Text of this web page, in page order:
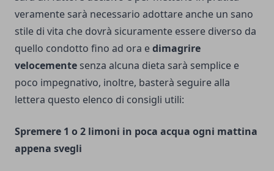
veramente sarà necessario adottare anche un sano
stile di vita che dovrà sicuramente essere diverso da
quello condotto fino ad ora edimagrire
velocemente senza alcuna dieta sarà semplice e
poco impegnativo, inoltre, basterà seguire alla
lettera questo elenco di consigli utili:
Spremere 1 o 2 limoni in poca acqua ogni mattina
appena svegli